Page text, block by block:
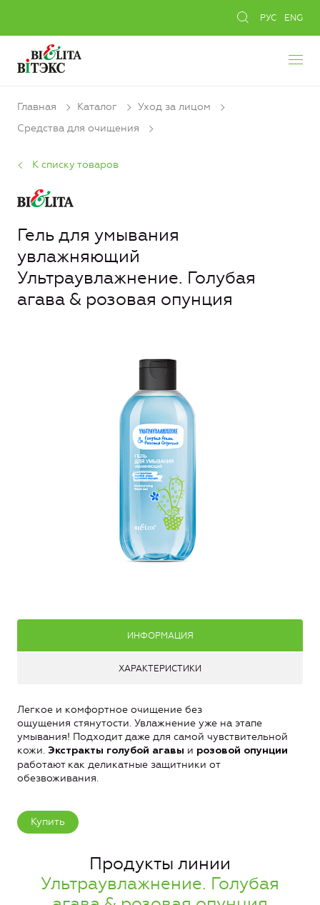
РУС ENG
Главная Каталог
Уход за лицом
Средства для очищения
К списку товаров
Гель для умывания
увлажняющий
Ультраувлажнение. Голубая
агава & розовая опунция
ИНФОРМАЦИЯ
ХАРАКТЕРИСТИКИ
Легкое и комфортное очищение без
ощущения стянутости. Увлажнение уже на этапе
умывания! Подходит даже для самой чувствительной
кожи. Экстракты голубой агавы и розовой опунции
работают как деликатные защитники от
обезвоживания.
Купить
Продукты линии
Ультраувлажнение. Голубая